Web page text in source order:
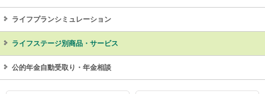
ライフプランシミュレーション
ライフステージ別商品・サービス
公的年金自動受取り・年金相談